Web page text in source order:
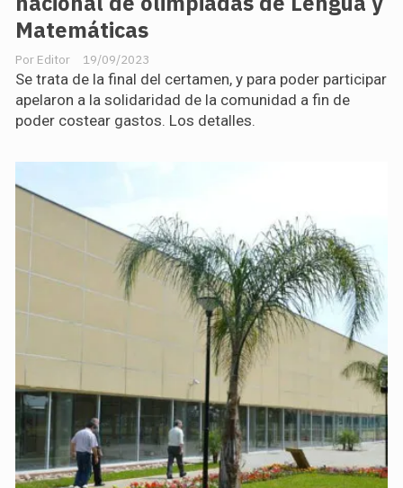
Matemáticas
Editor 19/09/2023
Se trata de la final del certamen, y para poder participar
apelaron a la solidaridad de la comunidad a fin de
poder costear gastos. Los detalles.